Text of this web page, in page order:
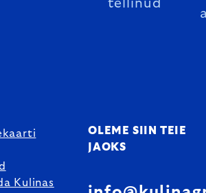
tellinud
Kulinas
OLEME SIIN TEIE
JAOKS